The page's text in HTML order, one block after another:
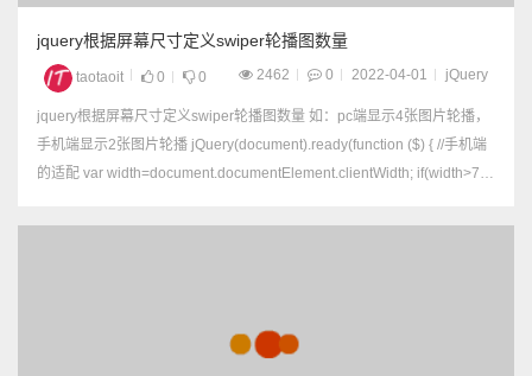
jquery根据屏幕尺寸定义swiper轮播图数量
taotaoit 0 0 2462 0 2022-04-01 jQuery
jquery根据屏幕尺寸定义swiper轮播图数量 如：pc端显示4张图片轮播，
手机端显示2张图片轮播 jQuery(document).ready(function ($) { //手机端
的适配 var width=document.documentElement.clientWidth; if(width>75